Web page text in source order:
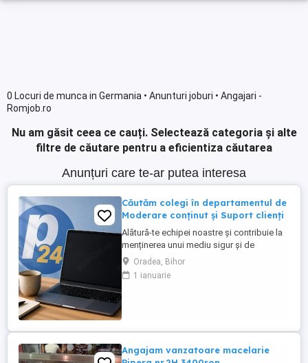
0 Locuri de munca in Germania • Anunturi joburi • Angajari -
Romjob.ro
Nu am găsit ceea ce cauți. Selectează categoria și alte
filtre de căutare pentru a eficientiza căutarea
Anunțuri care te-ar putea interesa
Căutăm colegi în departamentul de
Moderare conținut și Suport clienți
Alătură-te echipei noastre și contribuie la
menținerea unui mediu sigur și de
încredere pe platformele noastre de
anunțuri din România, Germania și
Ungaria. În funcție de experiența și
Oradea, Bihor
1 ianuarie
Angajam vanzatoare macelarie